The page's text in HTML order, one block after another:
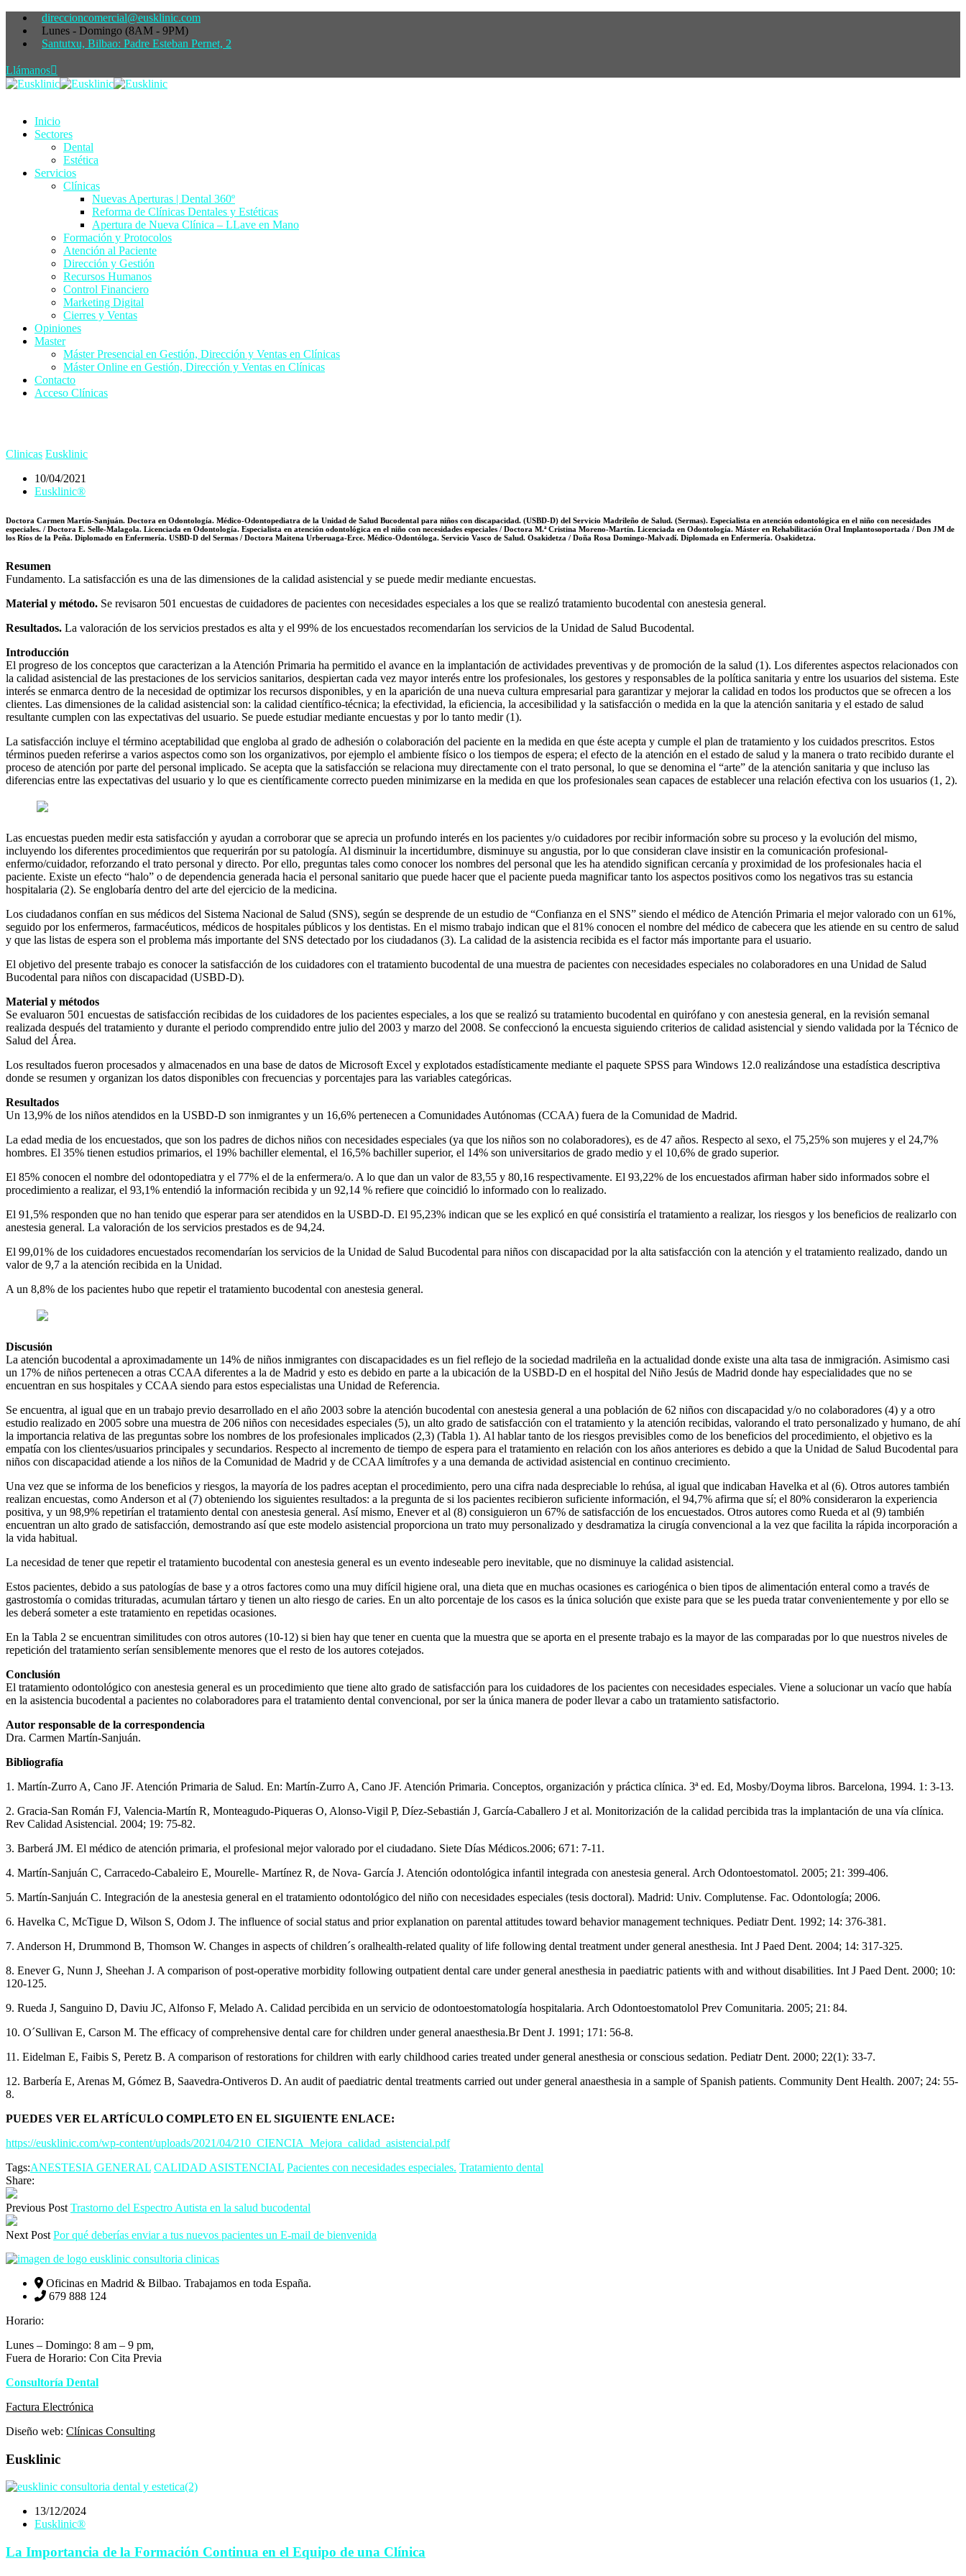
direccioncomercial@eusklinic.com
Lunes - Domingo (8AM - 9PM)
Santutxu, Bilbao: Padre Esteban Pernet, 2
Llámanos
Inicio
Sectores
Dental
Estética
Servicios
Clínicas
Nuevas Aperturas | Dental 360º
Reforma de Clínicas Dentales y Estéticas
Apertura de Nueva Clínica – LLave en Mano
Formación y Protocolos
Atención al Paciente
Dirección y Gestión
Recursos Humanos
Control Financiero
Marketing Digital
Cierres y Ventas
Opiniones
Master
Máster Presencial en Gestión, Dirección y Ventas en Clínicas
Máster Online en Gestión, Dirección y Ventas en Clínicas
Contacto
Acceso Clínicas
Clinicas Eusklinic
10/04/2021
Eusklinic®
Doctora Carmen Martín-Sanjuán. Doctora en Odontología. Médico-Odontopediatra de la Unidad de Salud Bucodental para niños con discapacidad. (USBD-D) del Servicio Madrileño de Salud. (Sermas). Especialista en atención odontológica en el niño con necesidades
especiales. / Doctora E. Selle-Malagola. Licenciada en Odontología. Especialista en atención odontológica en el niño con necesidades especiales / Doctora M.ª Cristina Moreno-Martín. Licenciada en Odontología. Máster en Rehabilitación Oral Implantosoportada / Don JM de
los Ríos de la Peña. Diplomado en Enfermería. USBD-D del Sermas / Doctora Maitena Urberuaga-Erce. Médico-Odontóloga. Servicio Vasco de Salud. Osakidetza / Doña Rosa Domingo-Malvadí. Diplomada en Enfermería. Osakidetza.
Resumen
Fundamento. La satisfacción es una de las dimensiones de la calidad asistencial y se puede medir mediante encuestas.
Material y método. Se revisaron 501 encuestas de cuidadores de pacientes con necesidades especiales a los que se realizó tratamiento bucodental con anestesia general.
Resultados. La valoración de los servicios prestados es alta y el 99% de los encuestados recomendarían los servicios de la Unidad de Salud Bucodental.
Introducción
El progreso de los conceptos que caracterizan a la Atención Primaria ha permitido el avance en la implantación de actividades preventivas y de promoción de la salud (1). Los diferentes aspectos relacionados con
la calidad asistencial de las prestaciones de los servicios sanitarios, despiertan cada vez mayor interés entre los profesionales, los gestores y responsables de la política sanitaria y entre los usuarios del sistema. Este
interés se enmarca dentro de la necesidad de optimizar los recursos disponibles, y en la aparición de una nueva cultura empresarial para garantizar y mejorar la calidad en todos los productos que se ofrecen a los
clientes. Las dimensiones de la calidad asistencial son: la calidad científico-técnica; la efectividad, la eficiencia, la accesibilidad y la satisfacción o medida en la que la atención sanitaria y el estado de salud
resultante cumplen con las expectativas del usuario. Se puede estudiar mediante encuestas y por lo tanto medir (1).
La satisfacción incluye el término aceptabilidad que engloba al grado de adhesión o colaboración del paciente en la medida en que éste acepta y cumple el plan de tratamiento y los cuidados prescritos. Estos
términos pueden referirse a varios aspectos como son los organizativos, por ejemplo el ambiente físico o los tiempos de espera; el efecto de la atención en el estado de salud y la manera o trato recibido durante el
proceso de atención por parte del personal implicado. Se acepta que la satisfacción se relaciona muy directamente con el trato personal, lo que se denomina el “arte” de la atención sanitaria y que incluso las
diferencias entre las expectativas del usuario y lo que es científicamente correcto pueden minimizarse en la medida en que los profesionales sean capaces de establecer una relación efectiva con los usuarios (1, 2).
Las encuestas pueden medir esta satisfacción y ayudan a corroborar que se aprecia un profundo interés en los pacientes y/o cuidadores por recibir información sobre su proceso y la evolución del mismo,
incluyendo los diferentes procedimientos que requerirán por su patología. Al disminuir la incertidumbre, disminuye su angustia, por lo que consideran clave insistir en la comunicación profesional-
enfermo/cuidador, reforzando el trato personal y directo. Por ello, preguntas tales como conocer los nombres del personal que les ha atendido significan cercanía y proximidad de los profesionales hacia el
paciente. Existe un efecto “halo” o de dependencia generada hacia el personal sanitario que puede hacer que el paciente pueda magnificar tanto los aspectos positivos como los negativos tras su estancia
hospitalaria (2). Se englobaría dentro del arte del ejercicio de la medicina.
Los ciudadanos confían en sus médicos del Sistema Nacional de Salud (SNS), según se desprende de un estudio de “Confianza en el SNS” siendo el médico de Atención Primaria el mejor valorado con un 61%,
seguido por los enfermeros, farmacéuticos, médicos de hospitales públicos y los dentistas. En el mismo trabajo indican que el 81% conocen el nombre del médico de cabecera que les atiende en su centro de salud
y que las listas de espera son el problema más importante del SNS detectado por los ciudadanos (3). La calidad de la asistencia recibida es el factor más importante para el usuario.
El objetivo del presente trabajo es conocer la satisfacción de los cuidadores con el tratamiento bucodental de una muestra de pacientes con necesidades especiales no colaboradores en una Unidad de Salud
Bucodental para niños con discapacidad (USBD-D).
Material y métodos
Se evaluaron 501 encuestas de satisfacción recibidas de los cuidadores de los pacientes especiales, a los que se realizó su tratamiento bucodental en quirófano y con anestesia general, en la revisión semanal
realizada después del tratamiento y durante el periodo comprendido entre julio del 2003 y marzo del 2008. Se confeccionó la encuesta siguiendo criterios de calidad asistencial y siendo validada por la Técnico de
Salud del Área.
Los resultados fueron procesados y almacenados en una base de datos de Microsoft Excel y explotados estadísticamente mediante el paquete SPSS para Windows 12.0 realizándose una estadística descriptiva
donde se resumen y organizan los datos disponibles con frecuencias y porcentajes para las variables categóricas.
Resultados
Un 13,9% de los niños atendidos en la USBD-D son inmigrantes y un 16,6% pertenecen a Comunidades Autónomas (CCAA) fuera de la Comunidad de Madrid.
La edad media de los encuestados, que son los padres de dichos niños con necesidades especiales (ya que los niños son no colaboradores), es de 47 años. Respecto al sexo, el 75,25% son mujeres y el 24,7%
hombres. El 35% tienen estudios primarios, el 19% bachiller elemental, el 16,5% bachiller superior, el 14% son universitarios de grado medio y el 10,6% de grado superior.
El 85% conocen el nombre del odontopediatra y el 77% el de la enfermera/o. A lo que dan un valor de 83,55 y 80,16 respectivamente. El 93,22% de los encuestados afirman haber sido informados sobre el
procedimiento a realizar, el 93,1% entendió la información recibida y un 92,14 % refiere que coincidió lo informado con lo realizado.
El 91,5% responden que no han tenido que esperar para ser atendidos en la USBD-D. El 95,23% indican que se les explicó en qué consistiría el tratamiento a realizar, los riesgos y los beneficios de realizarlo con
anestesia general. La valoración de los servicios prestados es de 94,24.
El 99,01% de los cuidadores encuestados recomendarían los servicios de la Unidad de Salud Bucodental para niños con discapacidad por la alta satisfacción con la atención y el tratamiento realizado, dando un
valor de 9,7 a la atención recibida en la Unidad.
A un 8,8% de los pacientes hubo que repetir el tratamiento bucodental con anestesia general.
Discusión
La atención bucodental a aproximadamente un 14% de niños inmigrantes con discapacidades es un fiel reflejo de la sociedad madrileña en la actualidad donde existe una alta tasa de inmigración. Asimismo casi
un 17% de niños pertenecen a otras CCAA diferentes a la de Madrid y esto es debido en parte a la ubicación de la USBD-D en el hospital del Niño Jesús de Madrid donde hay especialidades que no se
encuentran en sus hospitales y CCAA siendo para estos especialistas una Unidad de Referencia.
Se encuentra, al igual que en un trabajo previo desarrollado en el año 2003 sobre la atención bucodental con anestesia general a una población de 62 niños con discapacidad y/o no colaboradores (4) y a otro
estudio realizado en 2005 sobre una muestra de 206 niños con necesidades especiales (5), un alto grado de satisfacción con el tratamiento y la atención recibidas, valorando el trato personalizado y humano, de ahí
la importancia relativa de las preguntas sobre los nombres de los profesionales implicados (2,3) (Tabla 1). Al hablar tanto de los riesgos previsibles como de los beneficios del procedimiento, el objetivo es la
empatía con los clientes/usuarios principales y secundarios. Respecto al incremento de tiempo de espera para el tratamiento en relación con los años anteriores es debido a que la Unidad de Salud Bucodental para
niños con discapacidad atiende a los niños de la Comunidad de Madrid y de CCAA limítrofes y a una demanda de actividad asistencial en continuo crecimiento.
Una vez que se informa de los beneficios y riesgos, la mayoría de los padres aceptan el procedimiento, pero una cifra nada despreciable lo rehúsa, al igual que indicaban Havelka et al (6). Otros autores también
realizan encuestas, como Anderson et al (7) obteniendo los siguientes resultados: a la pregunta de si los pacientes recibieron suficiente información, el 94,7% afirma que sí; el 80% consideraron la experiencia
positiva, y un 98,9% repetirían el tratamiento dental con anestesia general. Así mismo, Enever et al (8) consiguieron un 67% de satisfacción de los encuestados. Otros autores como Rueda et al (9) también
encuentran un alto grado de satisfacción, demostrando así que este modelo asistencial proporciona un trato muy personalizado y desdramatiza la cirugía convencional a la vez que facilita la rápida incorporación a
la vida habitual.
La necesidad de tener que repetir el tratamiento bucodental con anestesia general es un evento indeseable pero inevitable, que no disminuye la calidad asistencial.
Estos pacientes, debido a sus patologías de base y a otros factores como una muy difícil higiene oral, una dieta que en muchas ocasiones es cariogénica o bien tipos de alimentación enteral como a través de
gastrostomía o comidas trituradas, acumulan tártaro y tienen un alto riesgo de caries. En un alto porcentaje de los casos es la única solución que existe para que se les pueda tratar convenientemente y por ello se
les deberá someter a este tratamiento en repetidas ocasiones.
En la Tabla 2 se encuentran similitudes con otros autores (10-12) si bien hay que tener en cuenta que la muestra que se aporta en el presente trabajo es la mayor de las comparadas por lo que nuestros niveles de
repetición del tratamiento serían sensiblemente menores que el resto de los autores cotejados.
Conclusión
El tratamiento odontológico con anestesia general es un procedimiento que tiene alto grado de satisfacción para los cuidadores de los pacientes con necesidades especiales. Viene a solucionar un vacío que había
en la asistencia bucodental a pacientes no colaboradores para el tratamiento dental convencional, por ser la única manera de poder llevar a cabo un tratamiento satisfactorio.
Autor responsable de la correspondencia
Dra. Carmen Martín-Sanjuán.
Bibliografía
1. Martín-Zurro A, Cano JF. Atención Primaria de Salud. En: Martín-Zurro A, Cano JF. Atención Primaria. Conceptos, organización y práctica clínica. 3ª ed. Ed, Mosby/Doyma libros. Barcelona, 1994. 1: 3-13.
2. Gracia-San Román FJ, Valencia-Martín R, Monteagudo-Piqueras O, Alonso-Vigil P, Díez-Sebastián J, García-Caballero J et al. Monitorización de la calidad percibida tras la implantación de una vía clínica.
Rev Calidad Asistencial. 2004; 19: 75-82.
3. Barberá JM. El médico de atención primaria, el profesional mejor valorado por el ciudadano. Siete Días Médicos.2006; 671: 7-11.
4. Martín-Sanjuán C, Carracedo-Cabaleiro E, Mourelle- Martínez R, de Nova- García J. Atención odontológica infantil integrada con anestesia general. Arch Odontoestomatol. 2005; 21: 399-406.
5. Martín-Sanjuán C. Integración de la anestesia general en el tratamiento odontológico del niño con necesidades especiales (tesis doctoral). Madrid: Univ. Complutense. Fac. Odontología; 2006.
6. Havelka C, McTigue D, Wilson S, Odom J. The influence of social status and prior explanation on parental attitudes toward behavior management techniques. Pediatr Dent. 1992; 14: 376-381.
7. Anderson H, Drummond B, Thomson W. Changes in aspects of children´s oralhealth-related quality of life following dental treatment under general anesthesia. Int J Paed Dent. 2004; 14: 317-325.
8. Enever G, Nunn J, Sheehan J. A comparison of post-operative morbidity following outpatient dental care under general anesthesia in paediatric patients with and without disabilities. Int J Paed Dent. 2000; 10:
120-125.
9. Rueda J, Sanguino D, Daviu JC, Alfonso F, Melado A. Calidad percibida en un servicio de odontoestomatología hospitalaria. Arch Odontoestomatolol Prev Comunitaria. 2005; 21: 84.
10. O´Sullivan E, Carson M. The efficacy of comprehensive dental care for children under general anaesthesia.Br Dent J. 1991; 171: 56-8.
11. Eidelman E, Faibis S, Peretz B. A comparison of restorations for children with early childhood caries treated under general anesthesia or conscious sedation. Pediatr Dent. 2000; 22(1): 33-7.
12. Barbería E, Arenas M, Gómez B, Saavedra-Ontiveros D. An audit of paediatric dental treatments carried out under general anaesthesia in a sample of Spanish patients. Community Dent Health. 2007; 24: 55-
8.
PUEDES VER EL ARTÍCULO COMPLETO EN EL SIGUIENTE ENLACE:
https://eusklinic.com/wp-content/uploads/2021/04/210_CIENCIA_Mejora_calidad_asistencial.pdf
Tags:ANESTESIA GENERAL CALIDAD ASISTENCIAL Pacientes con necesidades especiales. Tratamiento dental
Share:
Previous Post Trastorno del Espectro Autista en la salud bucodental
Next Post Por qué deberías enviar a tus nuevos pacientes un E-mail de bienvenida
Oficinas en Madrid & Bilbao. Trabajamos en toda España.
679 888 124
Horario:
Lunes – Domingo: 8 am – 9 pm,
Fuera de Horario: Con Cita Previa
Consultoría Dental
Factura Electrónica
Diseño web: Clínicas Consulting
Eusklinic
13/12/2024
Eusklinic®
La Importancia de la Formación Continua en el Equipo de una Clínica